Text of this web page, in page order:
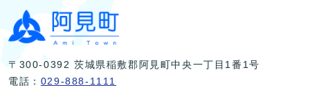
〒300-0392 茨城県稲敷郡阿見町中央一丁目1番1号
電話： 029-888-1111